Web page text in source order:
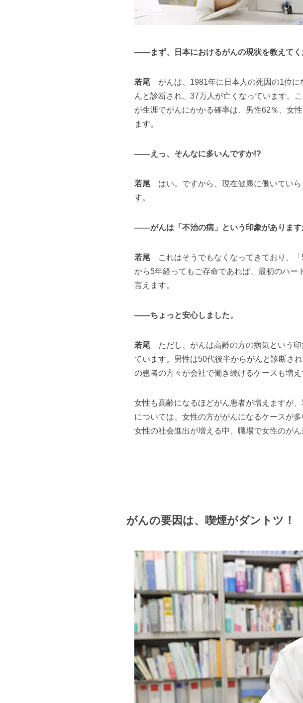
――まず、日本におけるがんの現状を教えてく
若尾 がんは、1981年に日本人の死因の1位に
んと診断され、37万人が亡くなっています。
が生涯でがんにかかる確率は、男性62％、女
ます。
――えっ、そんなに多いんですか!?
若尾 はい。ですから、現在健康に働いてい
す。
――がんは「不治の病」という印象があります
若尾 これはそうでもなくなってきており、
から5年経ってもご存命であれば、最初のハー
言えます。
――ちょっと安心しました。
若尾 ただし、がんは高齢の方の病気という
ています。男性は50代後半からがんと診断さ
の患者の方々が会社で働き続けるケースも増え
女性も高齢になるほどがん患者が増えますが
については、女性の方ががんになるケースが
女性の社会進出が増える中、職場で女性のが
がんの要因は、喫煙がダントツ！